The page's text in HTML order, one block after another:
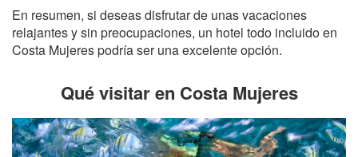
En resumen, si deseas disfrutar de unas vacaciones
relajantes y sin preocupaciones, un hotel todo incluido en
Costa Mujeres podría ser una excelente opción.
Qué visitar en Costa Mujeres